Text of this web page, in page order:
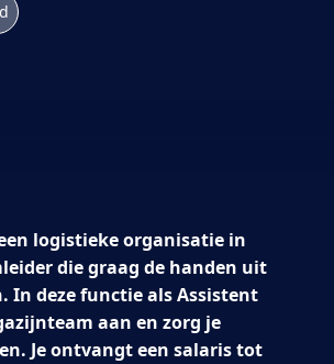
logistieke organisatie in
die graag de handen uit
In deze functie als Assistent
aan en zorg je
Je ontvangt een salaris tot